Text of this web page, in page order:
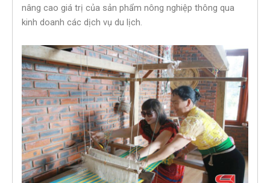
nâng cao giá trị của sản phẩm nông nghiệp thông qua
kinh doanh các dịch vụ du lịch.